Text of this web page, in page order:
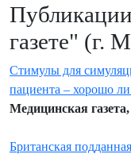
газете" (г.
Стимулы для
пациента – хорошо ли
Медицинская
Британская